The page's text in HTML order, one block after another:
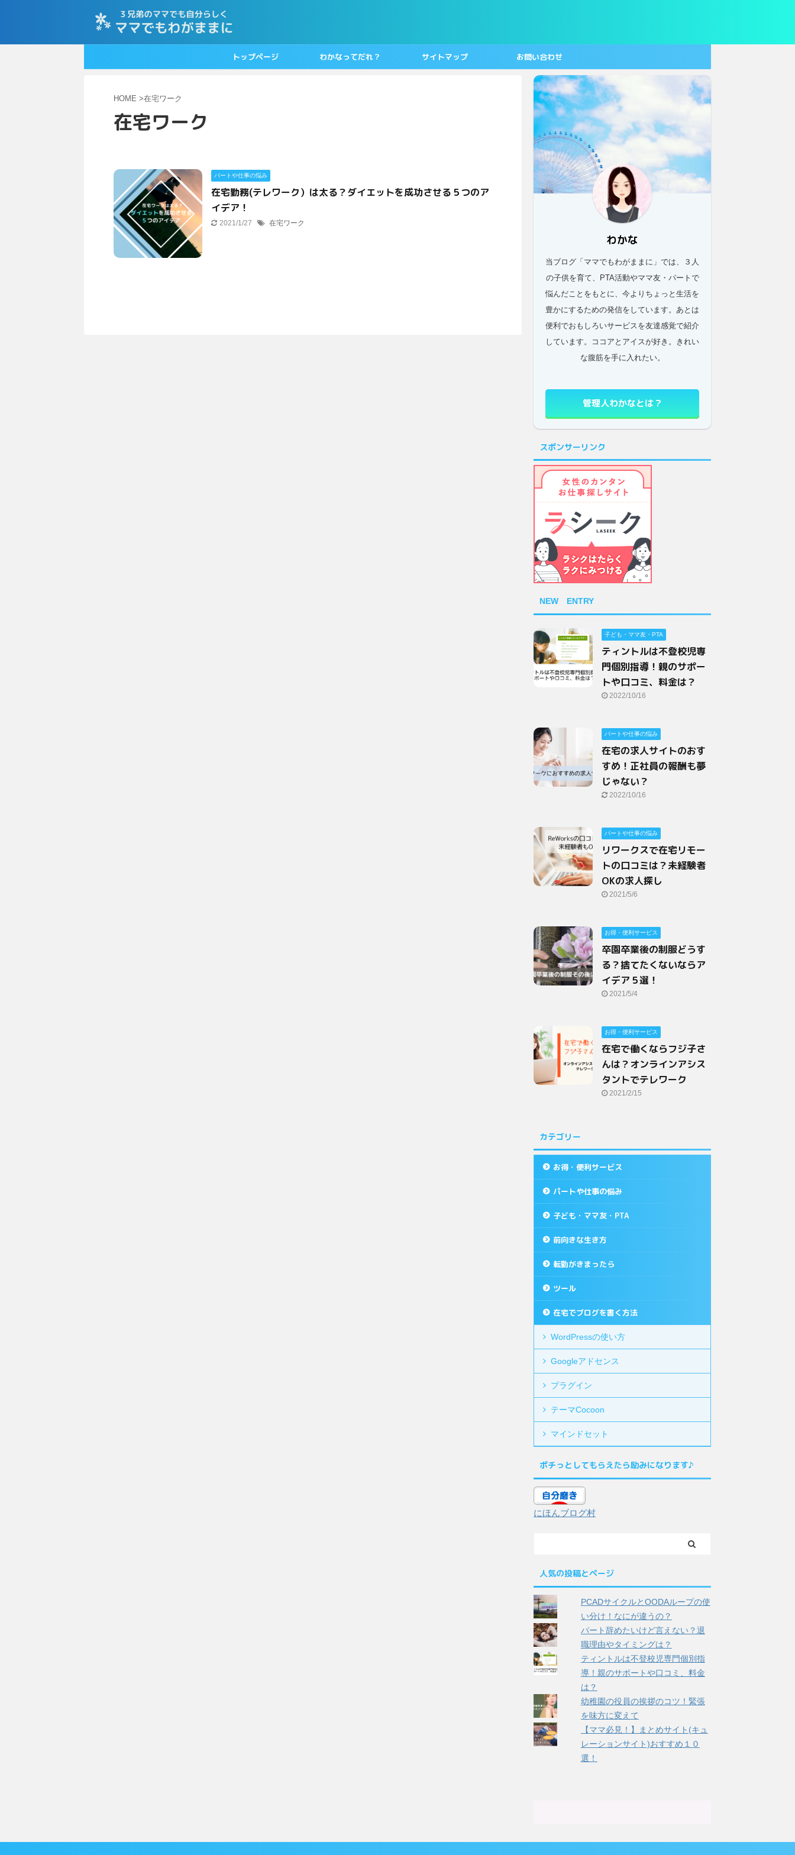
トップページ わかなってだれ？ サイトマップ お問い合わせ
HOME >在宅ワーク
在宅ワーク
パートや仕事の悩み
在宅勤務(テレワーク）は太る？ダイエットを成功させる５つのア
イデア！
2021/1/27 在宅ワーク
わかな
当ブログ「ママでもわがままに」では、３人
の子供を育て、PTA活動やママ友・パートで
悩んだことをもとに、今よりちょっと生活を
豊かにするための発信をしています。あとは
便利でおもしろいサービスを友達感覚で紹介
しています。ココアとアイスが好き。きれい
な腹筋を手に入れたい。
管理人わかなとは？
スポンサーリンク
NEW ENTRY
子ども・ママ友・PTA
ティントルは不登校児専
門個別指導！親のサポー
トや口コミ、料金は？
2022/10/16
パートや仕事の悩み
在宅の求人サイトのおす
すめ！正社員の報酬も夢
じゃない？
2022/10/16
パートや仕事の悩み
リワークスで在宅リモー
トの口コミは？未経験者
OKの求人探し
2021/5/6
お得・便利サービス
卒園卒業後の制服どうす
る？捨てたくないならア
イデア５選！
2021/5/4
お得・便利サービス
在宅で働くならフジ子さ
んは？オンラインアシス
タントでテレワーク
2021/2/15
カテゴリー
お得・便利サービス
パートや仕事の悩み
子ども・ママ友・PTA
前向きな生き方
転勤がきまったら
ツール
在宅でブログを書く方法
WordPressの使い方
Googleアドセンス
プラグイン
テーマCocoon
マインドセット
ポチっとしてもらえたら励みになります♪
にほんブログ村
人気の投稿とページ
PCADサイクルとOODAループの使
い分け！なにが違うの？
パート辞めたいけど言えない？退
職理由やタイミングは？
ティントルは不登校児専門個別指
導！親のサポートや口コミ、料金
は？
幼稚園の役員の挨拶のコツ！緊張
を味方に変えて
【ママ必見！】まとめサイト(キュ
レーションサイト)おすすめ１０
選！